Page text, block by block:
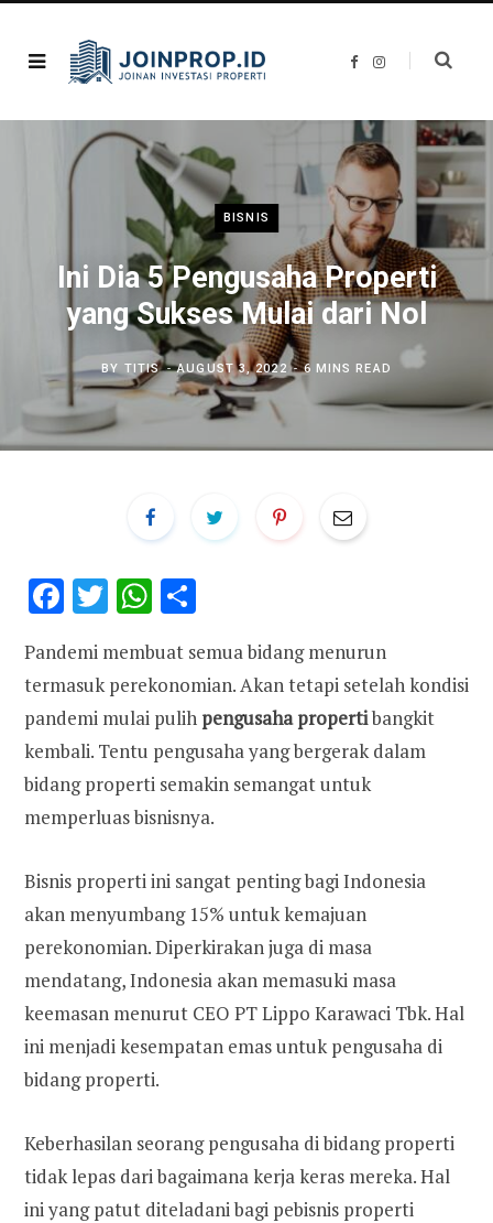
F
b
o
o
k
I
a
r
a
BISNIS
Ini Dia 5 Pengusaha Properti
yang Sukses Mulai dari Nol
BY TITIS AUGUST 3, 2022 6 MINS READ
F
e
b
o
o
k
T
it
te
r
W
at
s
A
p
p
ar
e
Pandemi membuat semua bidang menurun
termasuk perekonomian. Akan tetapi setelah kondisi
pandemi mulai pulih pengusaha propertibangkit
kembali. Tentu pengusaha yang bergerak dalam
bidang properti semakin semangat untuk
memperluas bisnisnya.
Bisnis properti ini sangat penting bagi Indonesia
akan menyumbang 15% untuk kemajuan
perekonomian. Diperkirakan juga di masa
mendatang, Indonesia akan memasuki masa
keemasan menurut CEO PT Lippo Karawaci Tbk. Hal
ini menjadi kesempatan emas untuk pengusaha di
bidang properti.
Keberhasilan seorang pengusaha di bidang properti
tidak lepas dari bagaimana kerja keras mereka. Hal
ini yang patut diteladani bagi pebisnis properti